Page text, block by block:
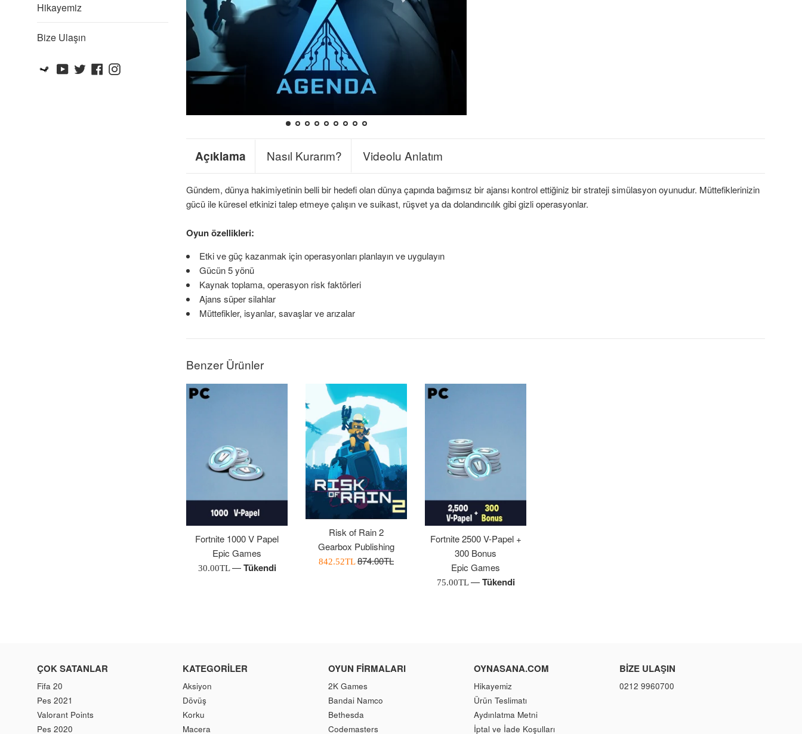
Hikayemiz
Bize Ulaşın
SteamYouTube
TwitterFacebook
Instagram
Açıklama Nasıl Kurarım? Videolu Anlatım
Gündem, dünya hakimiyetinin belli bir hedefi olan dünya çapında bağımsız bir ajansı kontrol ettiğiniz bir strateji simülasyon oyunudur. Müttefiklerinizin
gücü ile küresel etkinizi talep etmeye çalışın ve suikast, rüşvet ya da dolandırıcılık gibi gizli operasyonlar.
Oyun özellikleri:
Etki ve güç kazanmak için operasyonları planlayın ve uygulayın
Gücün 5 yönü
Kaynak toplama, operasyon risk faktörleri
Ajans süper silahlar
Müttefikler, isyanlar, savaşlar ve arızalar
Benzer Ürünler
Fortnite 1000 V Papel
Epic Games
Normal
30.00TL—Tükendi
Risk of Rain 2
Gearbox Publishing
İndirimli
842.52TLNormal
874.00TL
Fortnite 2500 V-Papel +
300 Bonus
Epic Games
Normal
75.00TL—Tükendi
ÇOK SATANLAR
Fifa 20
Pes 2021
Valorant Points
Pes 2020
KATEGORILER
Aksiyon
Dövüş
Korku
Macera
OYUN FIRMALARI
2K Games
Bandai Namco
Bethesda
Codemasters
OYNASANA.COM
Hikayemiz
Ürün Teslimatı
Aydınlatma Metni
İptal ve İade Koşulları
BIZE ULAŞIN
0212 9960700